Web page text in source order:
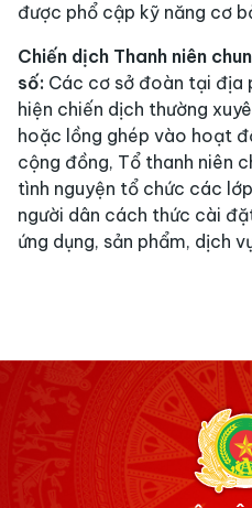
được phổ cập kỹ năng cơ
Chiến dịch Thanh niên
số: Các cơ sở đoàn tại địa
hiện chiến dịch thường
hoặc lồng ghép vào hoạt
cộng đồng, Tổ thanh niên
tình nguyện tổ chức các
người dân cách thức cài
ứng dụng, sản phẩm, dịch